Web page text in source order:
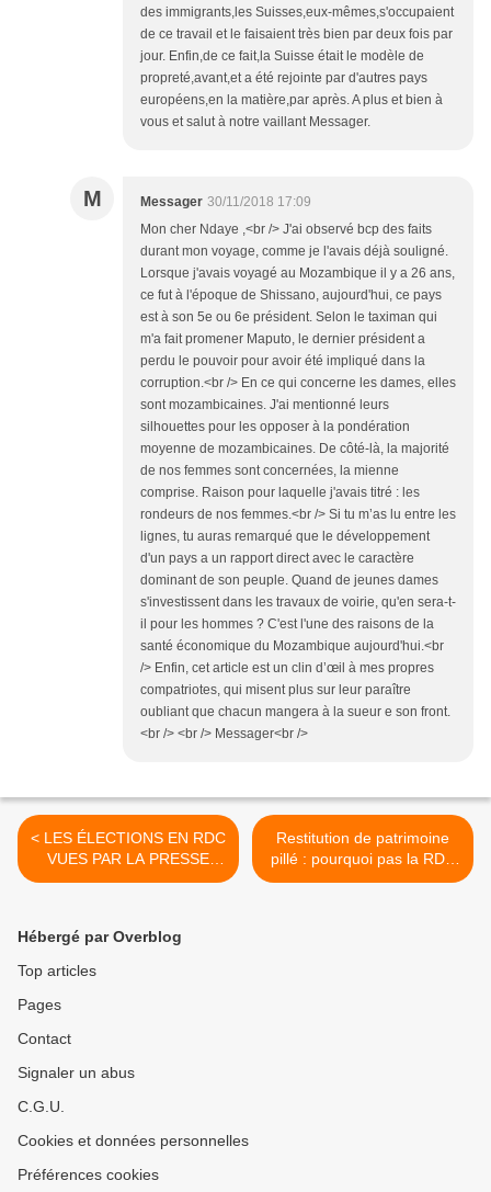
des immigrants,les Suisses,eux-mêmes,s'occupaient
de ce travail et le faisaient très bien par deux fois par
jour. Enfin,de ce fait,la Suisse était le modèle de
propreté,avant,et a été rejointe par d'autres pays
européens,en la matière,par après. A plus et bien à
vous et salut à notre vaillant Messager.
M Messager 30/11/2018 17:09
Mon cher Ndaye ,<br /> J'ai observé bcp des faits
durant mon voyage, comme je l'avais déjà souligné.
Lorsque j'avais voyagé au Mozambique il y a 26 ans,
ce fut à l'époque de Shissano, aujourd'hui, ce pays
est à son 5e ou 6e président. Selon le taximan qui
m'a fait promener Maputo, le dernier président a
perdu le pouvoir pour avoir été impliqué dans la
corruption.<br /> En ce qui concerne les dames, elles
sont mozambicaines. J'ai mentionné leurs
silhouettes pour les opposer à la pondération
moyenne de mozambicaines. De côté-là, la majorité
de nos femmes sont concernées, la mienne
comprise. Raison pour laquelle j'avais titré : les
rondeurs de nos femmes.<br /> Si tu m’as lu entre les
lignes, tu auras remarqué que le développement
d'un pays a un rapport direct avec le caractère
dominant de son peuple. Quand de jeunes dames
s'investissent dans les travaux de voirie, qu'en sera-t-
il pour les hommes ? C'est l'une des raisons de la
santé économique du Mozambique aujourd'hui.<br
/> Enfin, cet article est un clin d’œil à mes propres
compatriotes, qui misent plus sur leur paraître
oubliant que chacun mangera à la sueur e son front.
<br /> <br /> Messager<br />
< LES ÉLECTIONS EN RDC
VUES PAR LA PRESSE
AFRICAINE.
Restitution de patrimoine
pillé : pourquoi pas la RDC
? Par Damien Glez >
Hébergé par Overblog
Top articles
Pages
Contact
Signaler un abus
C.G.U.
Cookies et données personnelles
Préférences cookies